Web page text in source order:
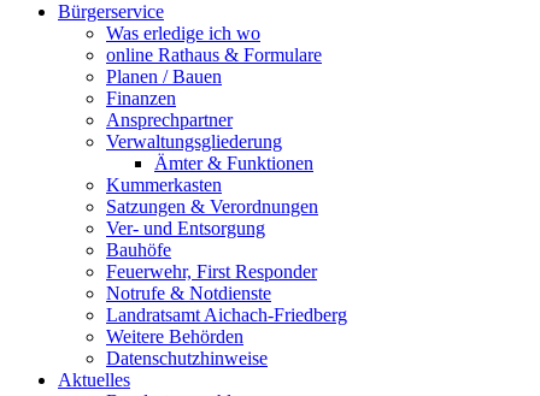
Bürgerservice
Was erledige ich wo
online Rathaus & Formulare
Planen / Bauen
Finanzen
Ansprechpartner
Verwaltungsgliederung
Ämter & Funktionen
Kummerkasten
Satzungen & Verordnungen
Ver- und Entsorgung
Bauhöfe
Feuerwehr, First Responder
Notrufe & Notdienste
Landratsamt Aichach-Friedberg
Weitere Behörden
Datenschutzhinweise
Aktuelles